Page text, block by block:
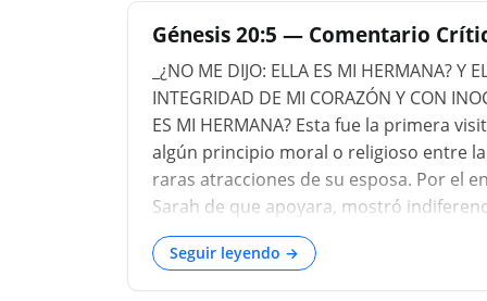
Génesis 20:5 — Comentario
_¿NO ME DIJO: ELLA ES MI HERMANA? Y
INTEGRIDAD DE MI CORAZÓN Y CON
ES MI HERMANA? Esta fue la primera
algún principio moral o religioso entre
raras atracciones de su esposa. Por el
Sarah de que apoyara, mostró
servil a la muerte parecía deseoso de
ella; aunque un momento de reflexión
bastado para disipar todos sus temores.
Seguir leyendo →